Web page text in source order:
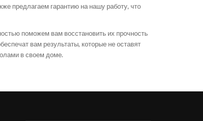
предлагаем гарантию на нашу работу, что
поможем вам восстановить их прочность
вам результаты, которые не оставят
в своем доме.